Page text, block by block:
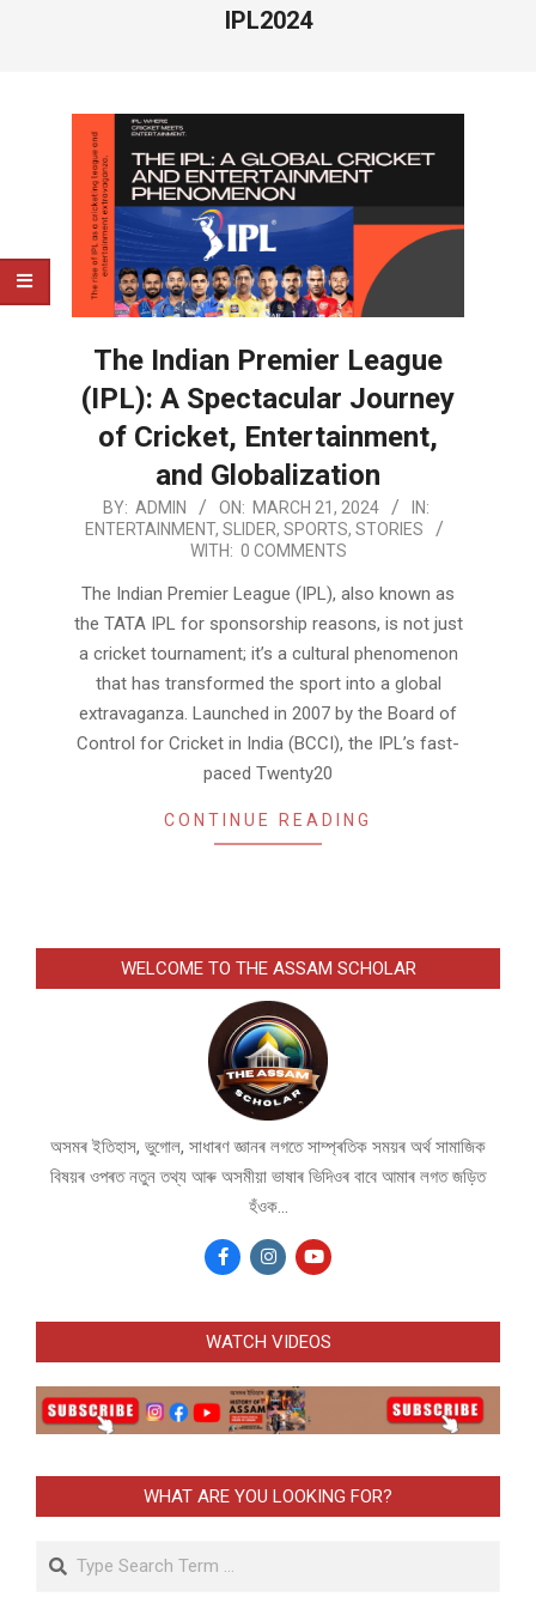
IPL2024
The Indian Premier League
(IPL): A Spectacular Journey
of Cricket, Entertainment,
and Globalization
2024-
03-
BY: ADMIN ON: MARCH 21, 2024
IN:
ENTERTAINMENT, SLIDER, SPORTS, STORIES
WITH: 0 COMMENTS
The Indian Premier League (IPL), also known as
the TATA IPL for sponsorship reasons, is not just
a cricket tournament; it’s a cultural phenomenon
that has transformed the sport into a global
extravaganza. Launched in 2007 by the Board of
Control for Cricket in India (BCCI), the IPL’s fast-
paced Twenty20
CONTINUE READING
WELCOME TO THE ASSAM SCHOLAR
অসমৰ ইতিহাস, ভুগোল, সাধাৰণ জ্ঞানৰ লগতে সাম্প্ৰতিক সময়ৰ অৰ্থ সামাজিক
বিষয়ৰ ওপৰত নতুন তথ্য আৰু অসমীয়া ভাষাৰ ভিদিওৰ বাবে আমাৰ লগত জড়িত
হঁওক...
WATCH VIDEOS
WHAT ARE YOU LOOKING FOR?
Search